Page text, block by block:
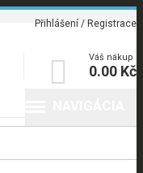
Přihlášení / Registrace
 Váš nákup
0.00 Kč